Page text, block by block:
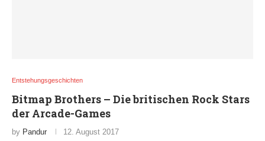
Entstehungsgeschichten
Bitmap Brothers – Die britischen Rock Stars
der Arcade-Games
by Pandur 12. August 2017